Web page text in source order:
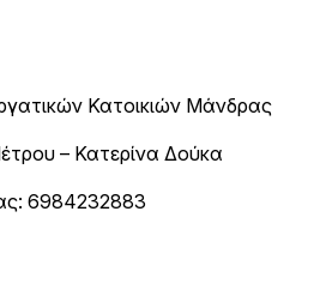
Κατοικιών Μάνδρας
– Κατερίνα Δούκα
6984232883